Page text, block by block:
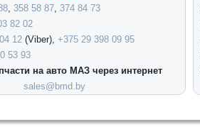
, 358 58 87, 374 84 73
82 02
12 (Viber),+375 29 398 09 95
53 93
на авто МАЗ через интернет
sales@bmd.by